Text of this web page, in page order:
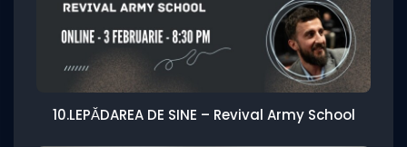
10.LEPĂDAREA DE SINE – Revival Army School